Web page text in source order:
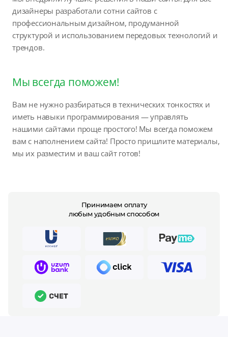
дизайнеры разработали сотни сайтов с
профессиональным дизайном, продуманной
структурой и использованием передовых технологий и
трендов.
Мы всегда поможем!
Вам не нужно разбираться в технических тонкостях и
иметь навыки программирования — управлять
нашими сайтами проще простого! Мы всегда поможем
вам с наполнением сайта! Просто пришлите материалы,
мы их разместим и ваш сайт готов!
Принимаем оплату
любым удобным способом